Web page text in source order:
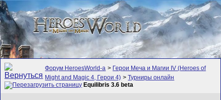
Форум HeroesWorld-а > Герои Меча и Магии IV (Heroes of
Might and Magic 4, Герои 4) >Турниры онлайн
Equilibris 3.6 beta